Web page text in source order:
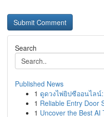
Search
Published News
1 ดูดวงไพ่ยิปซีออนไลน์
1 Reliable Entry Door
1 Uncover the Best AI